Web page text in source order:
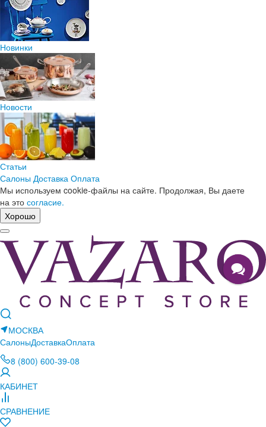
Новинки
Новости
Статьи
Салоны Доставка Оплата
Мы используем cookie-файлы на сайте. Продолжая, Вы даете
на это согласие.
Хорошо
МОСКВА
СалоныДоставкаОплата
8 (800) 600-39-08
КАБИНЕТ
СРАВНЕНИЕ